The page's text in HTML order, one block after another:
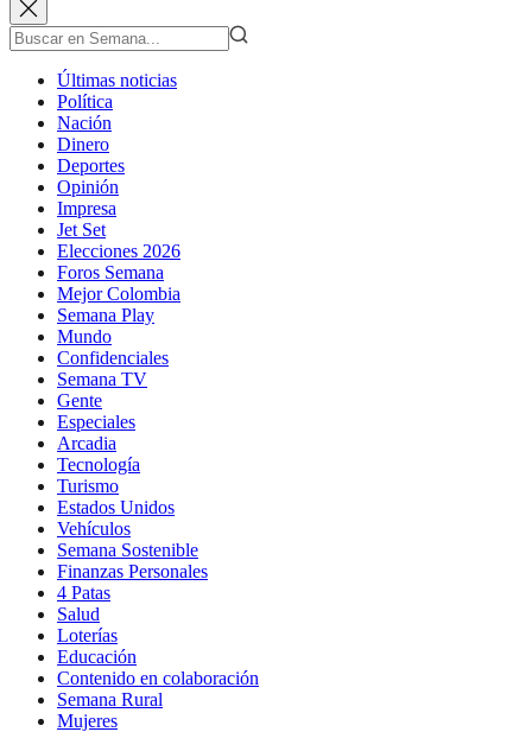
Últimas noticias
Política
Nación
Dinero
Deportes
Opinión
Impresa
Jet Set
Elecciones 2026
Foros Semana
Mejor Colombia
Semana Play
Mundo
Confidenciales
Semana TV
Gente
Especiales
Arcadia
Tecnología
Turismo
Estados Unidos
Vehículos
Semana Sostenible
Finanzas Personales
4 Patas
Salud
Loterías
Educación
Contenido en colaboración
Semana Rural
Mujeres